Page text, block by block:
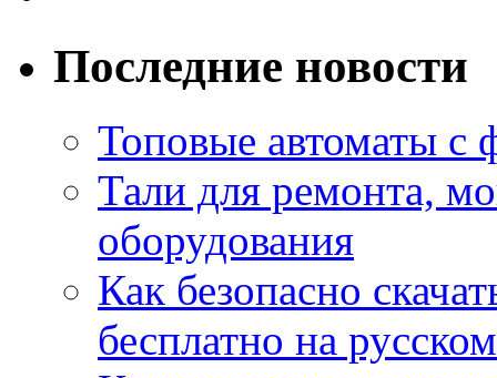
Последние новости
Топовые автоматы с
Тали для ремонта,
оборудования
Как безопасно
бесплатно на